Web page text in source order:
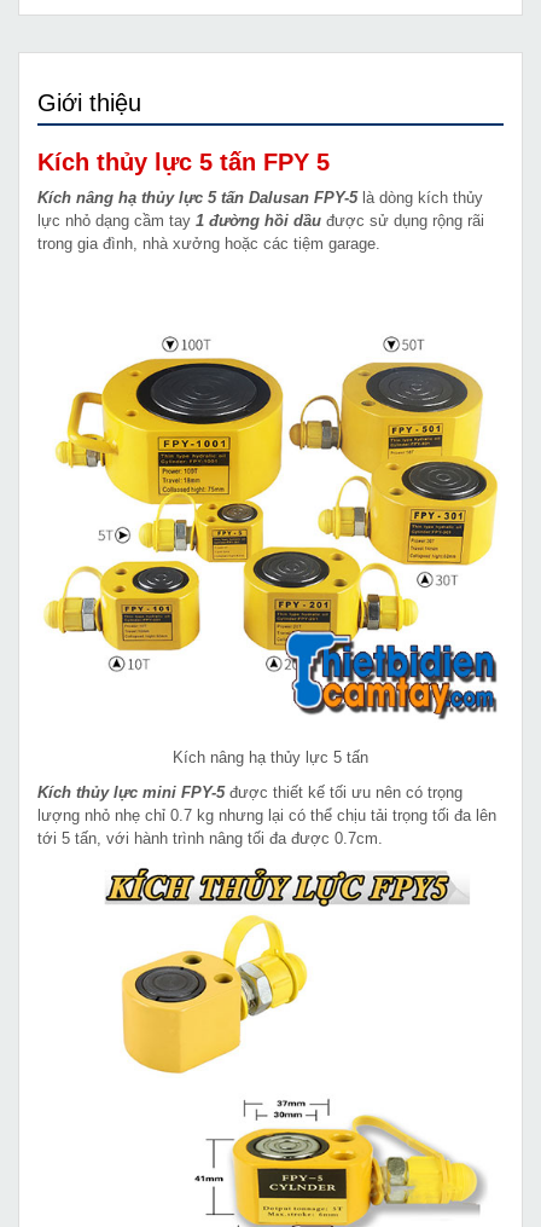
Giới thiệu
Kích thủy lực 5 tấn FPY 5
Kích nâng hạ thủy lực 5 tấn Dalusan FPY-5là dòng kích thủy
lực nhỏ dạng cầm tay 1 đường hồi dầu được sử dụng rộng rãi
trong gia đình, nhà xưởng hoặc các tiệm garage.
Kích nâng hạ thủy lực 5 tấn
Kích thủy lực mini FPY-5được thiết kế tối ưu nên có trọng
lượng nhỏ nhẹ chỉ 0.7 kg nhưng lại có thể chịu tải trọng tối đa lên
tới 5 tấn, với hành trình nâng tối đa được 0.7cm.